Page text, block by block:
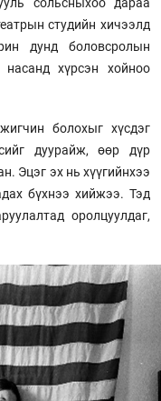
студийн хичээлд
дунд боловсролын
насанд хүрсэн хойноо
болохыг хүсдэг
дуурайж, өөр дүр
Эцэг эх нь хүүгийнхээ
бүхнээ хийжээ. Тэд
оролцуулдаг,